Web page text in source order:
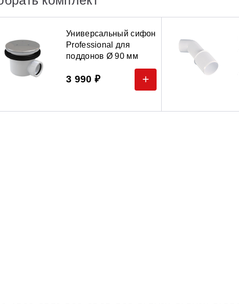
Универсальный сифон
Professional для
поддонов Ø 90 мм
3 990 ₽ +